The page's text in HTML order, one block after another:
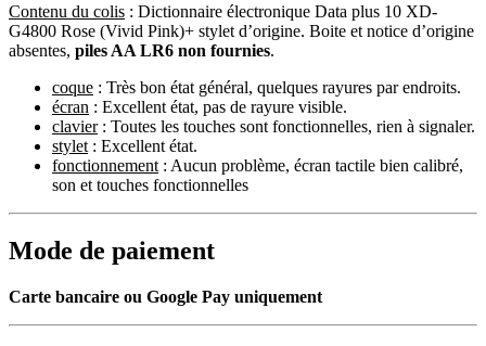
Contenu du colis : Dictionnaire électronique Data plus 10 XD-
G4800 Rose (Vivid Pink)+ stylet d’origine. Boite et notice d’origine
absentes, piles AA LR6 non fournies.
coque : Très bon état général, quelques rayures par endroits.
écran : Excellent état, pas de rayure visible.
clavier: Toutes les touches sont fonctionnelles, rien à signaler.
stylet : Excellent état.
fonctionnement : Aucun problème, écran tactile bien calibré,
son et touches fonctionnelles
Mode de paiement
Carte bancaire ou Google Pay uniquement